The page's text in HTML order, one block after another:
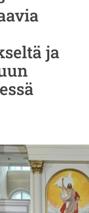
ja